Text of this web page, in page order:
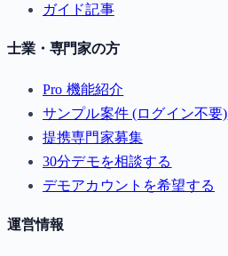
ガイド記事
士業・専門家の方
Pro 機能紹介
サンプル案件 (ログイン不要)
提携専門家募集
30分デモを相談する
デモアカウントを希望する
運営情報